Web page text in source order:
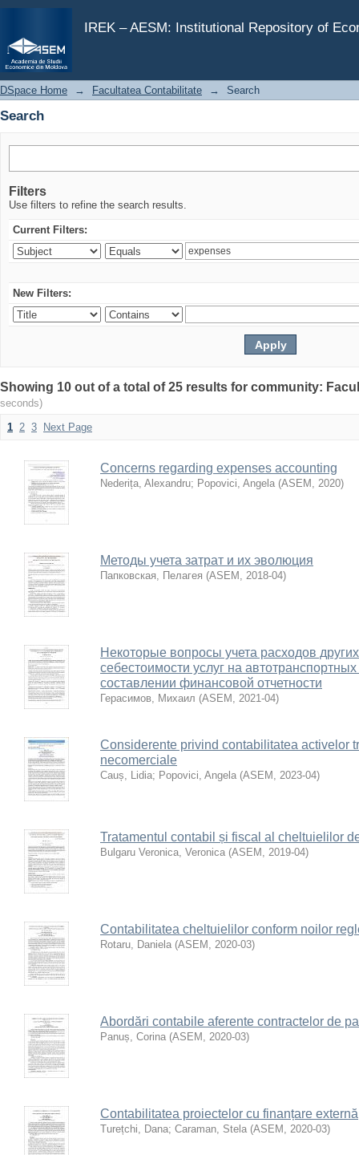
IREK – AESM: Institutional Repository of
Search
DSpace Home → Facultatea Contabilitate → Search
Search
Filters
Use filters to refine the search results.
Current Filters:
New Filters:
Showing 10 out of a total of 25 results for community:
seconds)
1 2 3 Next Page
Concerns regarding expenses accounting
Nederița, Alexandru; Popovici, Angela (ASEM , 2020)
Методы учета затрат и их эволюция
Папковская, Пелагея (ASEM , 2018-04)
Некоторые вопросы учета расходов
себестоимости услуг на
составлении финансовой отчетности
Герасимов, Михаил (ASEM , 2021-04)
Considerente privind contabilitatea activelor
necomerciale
Cauș, Lidia; Popovici, Angela (ASEM , 2023-04)
Tratamentul contabil și fiscal al cheltuielilor
Bulgaru Veronica, Veronica (ASEM , 2019-04)
Contabilitatea cheltuielilor conform noilor
Rotaru, Daniela (ASEM , 2020-03)
Abordări contabile aferente contractelor de
Panuș, Corina (ASEM , 2020-03)
Contabilitatea proiectelor cu finanțare externă
Turețchi, Dana; Caraman, Stela (ASEM , 2020-03)